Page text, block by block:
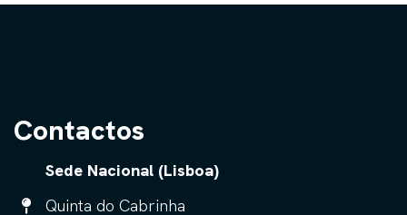
Contactos
Sede Nacional (Lisboa)
Quinta do Cabrinha